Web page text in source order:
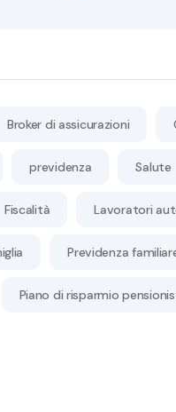
Broker di assicurazioni
previdenza Salute
Fiscalità Lavoratori
Previdenza
Piano di risparmio